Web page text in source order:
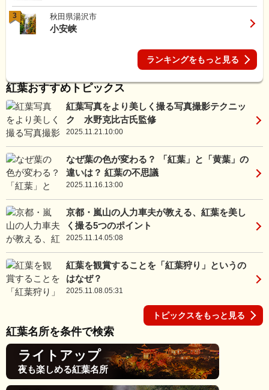
3 秋田県湯沢市
小安峡
ランキングをもっと見る
紅葉おすすめトピックス
紅葉写真をより美しく撮る写真撮影テクニッ
ク 水野克比古氏監修
2025.11.21.10:00
なぜ葉の色が変わる？ 「紅葉」と「黄葉」の
違いは？ 紅葉の不思議
2025.11.16.13:00
京都・嵐山の人力車夫が教える、紅葉を美し
く撮る5つのポイント
2025.11.14.05:08
紅葉を観賞することを「紅葉狩り」というの
はなぜ？
2025.11.08.05:31
トピックスをもっと見る
紅葉名所を条件で検索
ライトアップ
夜も楽しめる紅葉名所